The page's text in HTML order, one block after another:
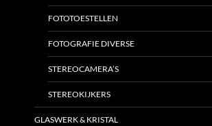
FOTOTOESTELLEN
FOTOGRAFIE DIVERSE
STEREOCAMERA’S
STEREOKIJKERS
GLASWERK & KRISTAL